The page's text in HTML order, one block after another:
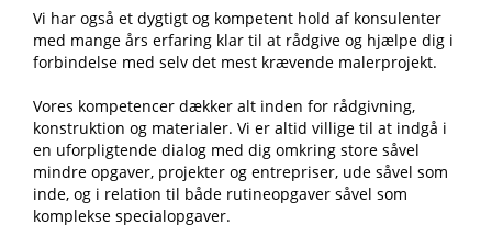
Vi har også et dygtigt og kompetent hold af konsulenter
med mange års erfaring klar til at rådgive og hjælpe dig i
forbindelse med selv det mest krævende malerprojekt.
Vores kompetencer dækker alt inden for rådgivning,
konstruktion og materialer. Vi er altid villige til at indgå i
en uforpligtende dialog med dig omkring store såvel
mindre opgaver, projekter og entrepriser, ude såvel som
inde, og i relation til både rutineopgaver såvel som
komplekse specialopgaver.